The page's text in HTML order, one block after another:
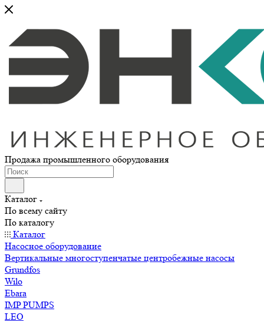
Продажа промышленного оборудования
Каталог
По всему сайту
По каталогу
Каталог
Насосное оборудование
Вертикальные многоступенчатые центробежные насосы
Grundfos
Wilo
Ebara
IMP PUMPS
LEO